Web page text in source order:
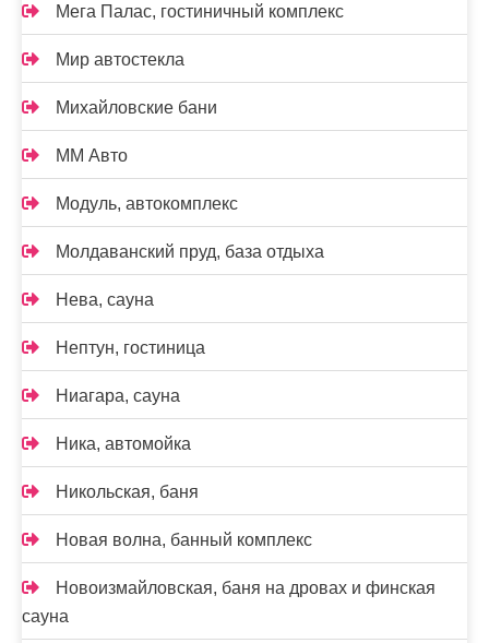
Мега Палас, гостиничный комплекс
Мир автостекла
Михайловские бани
ММ Авто
Модуль, автокомплекс
Молдаванский пруд, база отдыха
Нева, сауна
Нептун, гостиница
Ниагара, сауна
Ника, автомойка
Никольская, баня
Новая волна, банный комплекс
Новоизмайловская, баня на дровах и финская
сауна